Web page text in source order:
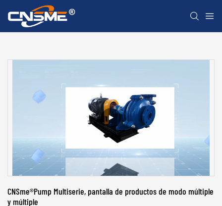
CNSme®Pump Multiserie, pantalla de productos de modo múltiple
y múltiple